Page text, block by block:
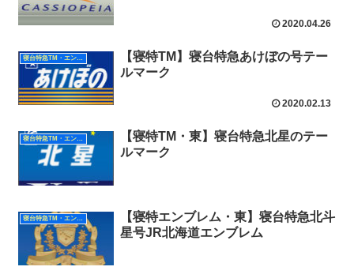
2020.04.26
寝台特急TM・エンブレム（東日本）
【寝特TM】寝台特急あけぼの号テー
ルマーク
2020.02.13
【寝特TM・東】寝台特急北星のテー
ルマーク
寝台特急TM・エンブレム（東日本）
【寝特エンブレム・東】寝台特急北斗
星号JR北海道エンブレム